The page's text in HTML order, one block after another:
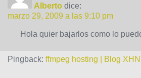
Alberto dice:
marzo 29, 2009 a las 9:10 pm
Hola quier bajarlos como lo
Pingback: ffmpeg hosting | Blog